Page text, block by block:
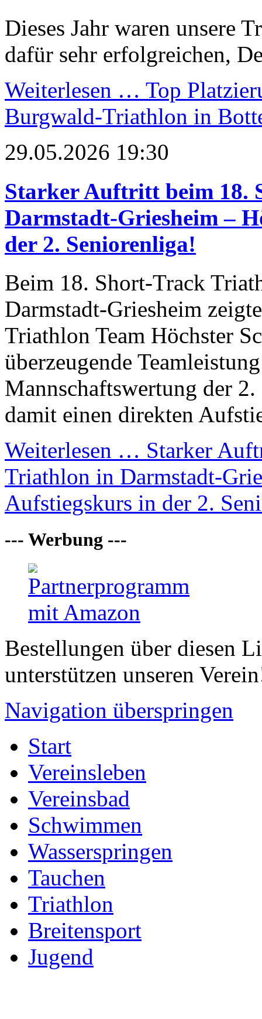
Dieses Jahr waren unsere
dafür sehr erfolgreichen,
Weiterlesen … Top
Burgwald-Triathlon in
29.05.2026 19:30
Starker Auftritt beim 18.
Darmstadt-Griesheim –
der 2. Seniorenliga!
Beim 18. Short-Track
Darmstadt-Griesheim
Triathlon Team Höchster
überzeugende
Mannschaftswertung der
damit einen direkten
Weiterlesen … Starker
Triathlon in Darmstadt-
Aufstiegskurs in der 2.
--- Werbung ---
Bestellungen über diesen
unterstützen unseren
Navigation überspringen
Start
Vereinsleben
Vereinsbad
Schwimmen
Wasserspringen
Tauchen
Triathlon
Breitensport
Jugend